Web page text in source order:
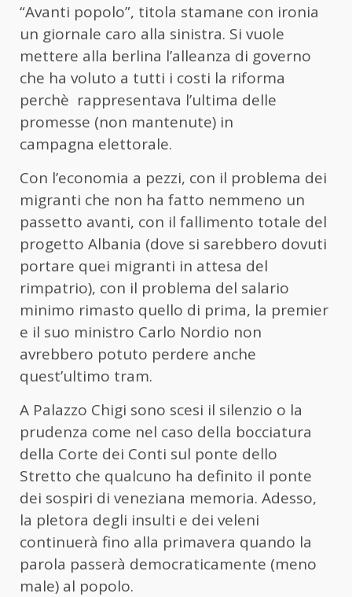
“Avanti popolo”, titola stamane con ironia
un giornale caro alla sinistra. Si vuole
mettere alla berlina l’alleanza di governo
che ha voluto a tutti i costi la riforma
perchè rappresentava l’ultima delle
promesse (non mantenute) in
campagna elettorale.
Con l’economia a pezzi, con il problema dei
migranti che non ha fatto nemmeno un
passetto avanti, con il fallimento totale del
progetto Albania (dove si sarebbero dovuti
portare quei migranti in attesa del
rimpatrio), con il problema del salario
minimo rimasto quello di prima, la premier
e il suo ministro Carlo Nordio non
avrebbero potuto perdere anche
quest’ultimo tram.
A Palazzo Chigi sono scesi il silenzio o la
prudenza come nel caso della bocciatura
della Corte dei Conti sul ponte dello
Stretto che qualcuno ha definito il ponte
dei sospiri di veneziana memoria. Adesso,
la pletora degli insulti e dei veleni
continuerà fino alla primavera quando la
parola passerà democraticamente (meno
male) al popolo.